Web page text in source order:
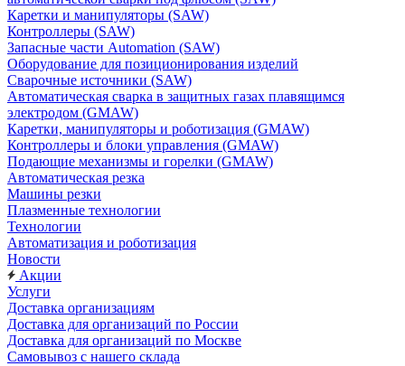
Каретки и манипуляторы (SAW)
Контроллеры (SAW)
Запасные части Automation (SAW)
Оборудование для позиционирования изделий
Сварочные источники (SAW)
Автоматическая сварка в защитных газах плавящимся
электродом (GMAW)
Каретки, манипуляторы и роботизация (GMAW)
Контроллеры и блоки управления (GMAW)
Подающие механизмы и горелки (GMAW)
Автоматическая резка
Машины резки
Плазменные технологии
Технологии
Автоматизация и роботизация
Новости
Акции
Услуги
Доставка организациям
Доставка для организаций по России
Доставка для организаций по Москве
Самовывоз с нашего склада